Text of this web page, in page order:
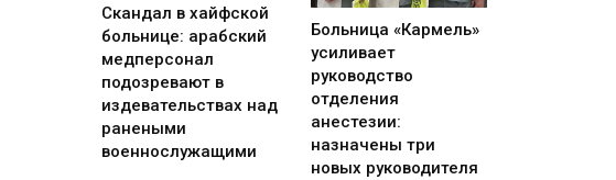
Скандал в хайфской
больнице: арабский
медперсонал
подозревают в
издевательствах над
ранеными
военнослужащими
Больница «Кармель»
усиливает
руководство
отделения
анестезии:
назначены три
новых руководителя